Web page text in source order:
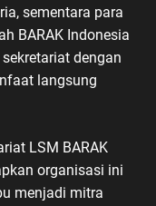
sementara para
BARAK Indonesia
dengan
langsung
LSM BARAK
organisasi ini
menjadi mitra